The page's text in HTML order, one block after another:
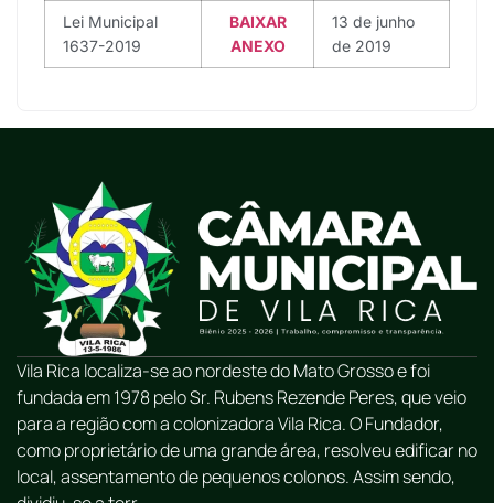
Lei Municipal
1637-2019
BAIXAR
ANEXO
13 de junho
de 2019
Vila Rica localiza-se ao nordeste do Mato Grosso e foi
fundada em 1978 pelo Sr. Rubens Rezende Peres, que veio
para a região com a colonizadora Vila Rica. O Fundador,
como proprietário de uma grande área, resolveu edificar no
local, assentamento de pequenos colonos. Assim sendo,